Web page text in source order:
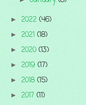
► 2022 (46)
► 2021 (18)
► 2020 (13)
► 2019 (17)
► 2018 (15)
► 2017 (11)